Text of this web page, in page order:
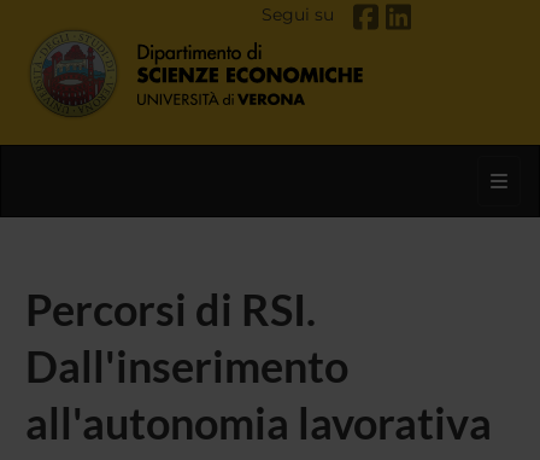
Segui su
Percorsi di RSI.
Dall'inserimento
all'autonomia lavorativa